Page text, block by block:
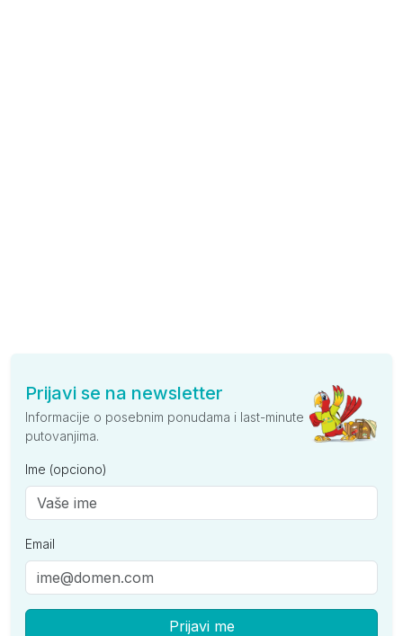
Prijavi se na newsletter
Informacije o posebnim ponudama i last-minute
putovanjima.
Ime (opciono)
Email
Prijavi me